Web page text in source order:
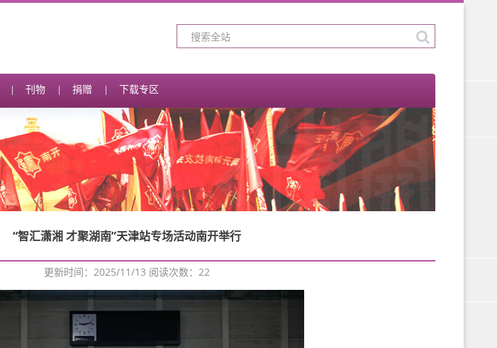
刊物 捐赠 下载专区
“智汇潇湘 才聚湖南”天津站专场活动南开举行
更新时间：2025/11/13 阅读次数： 22